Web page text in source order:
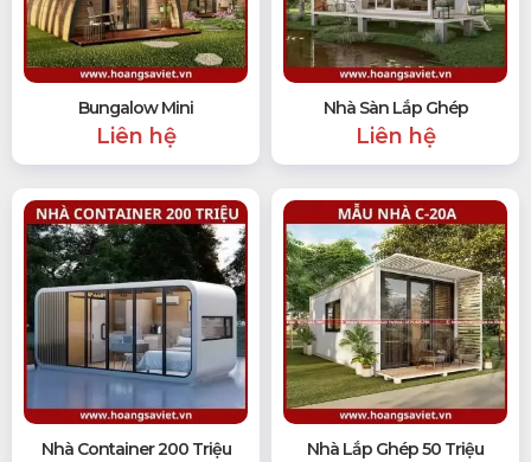
Bungalow Mini
Liên hệ
Nhà Sàn Lắp Ghép
Liên hệ
Nhà Container 200 Triệu Nhà Lắp Ghép 50 Triệu